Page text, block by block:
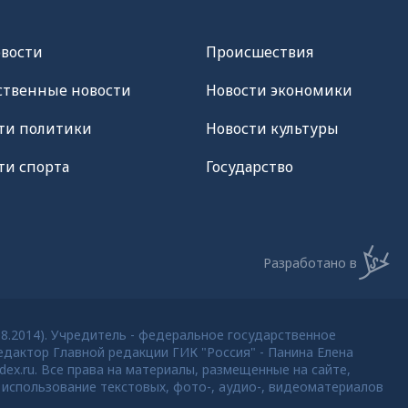
новости
политики
спорта
Происшествия
Новости экономики
Новости культуры
Государство
Разработано в
Учредитель - федеральное государственное
Главной редакции ГИК "Россия" - Панина Елена
Все права на материалы, размещенные на сайте,
текстовых, фото-, аудио-, видеоматериалов